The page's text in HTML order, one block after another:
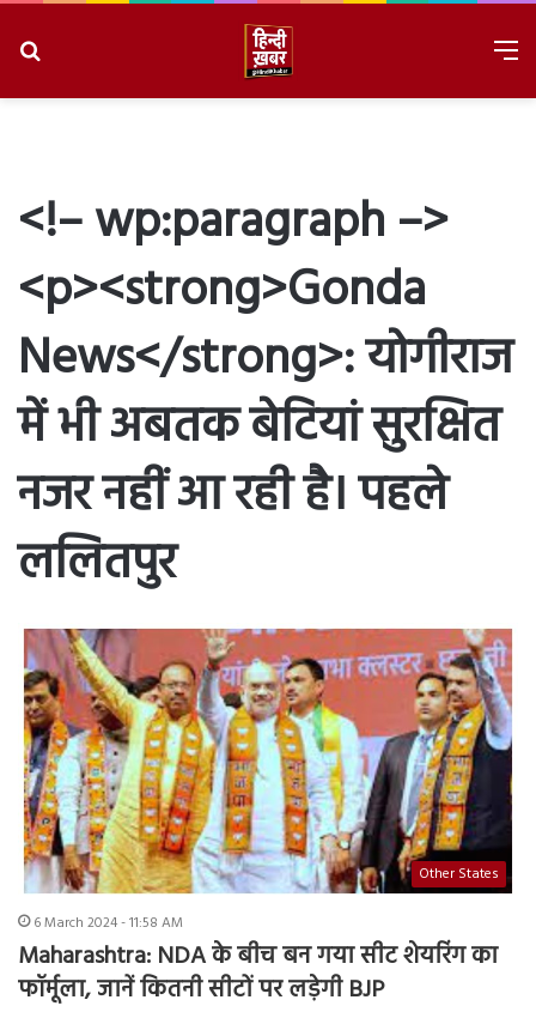
<!– wp:paragraph –>
<p><strong>Gonda
News</strong>: योगीराज
में भी अबतक बेटियां सुरक्षित
नजर नहीं आ रही है। पहले
ललितपुर
Other States
6 March 2024 - 11:58 AM
Maharashtra: NDA के बीच बन गया सीट शेयरिंग का
फॉर्मूला, जानें कितनी सीटों पर लड़ेगी BJP